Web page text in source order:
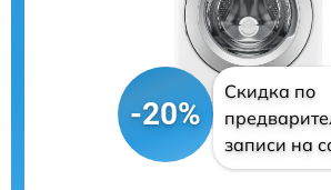
-20%
Скидка по
записи на